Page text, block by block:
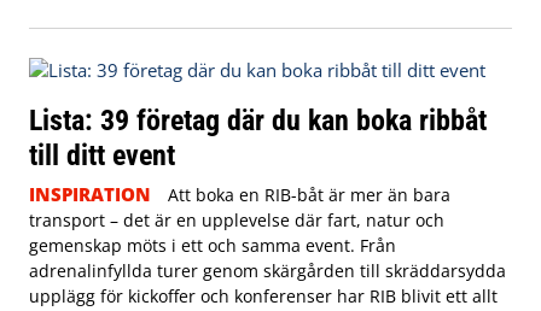
Lista: 39 företag där du kan boka ribbåt
till ditt event
INSPIRATION
Att boka en RIB-båt är mer än bara
transport – det är en upplevelse där fart, natur och
gemenskap möts i ett och samma event. Från
adrenalinfyllda turer genom skärgården till skräddarsydda
upplägg för kickoffer och konferenser har RIB blivit ett allt